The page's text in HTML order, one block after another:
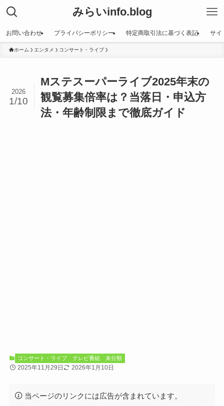
みらいinfo.blog
お問い合わせ プライバシーポリシー 特定商取引法に基づく表記 サイ
ホーム エンタメ コンサート・ライブ
Mステスーパーライブ2025年末の
観覧募集倍率は？当落日・申込方
法・年齢制限まで徹底ガイド
2026
1/10
コンサート・ライブ テレビ番組 未分類
2025年11月29日 2026年1月10日
当ページのリンクには広告が含まれています。